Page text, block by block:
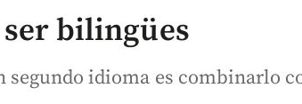
bilingües
segundo idioma es combinarlo